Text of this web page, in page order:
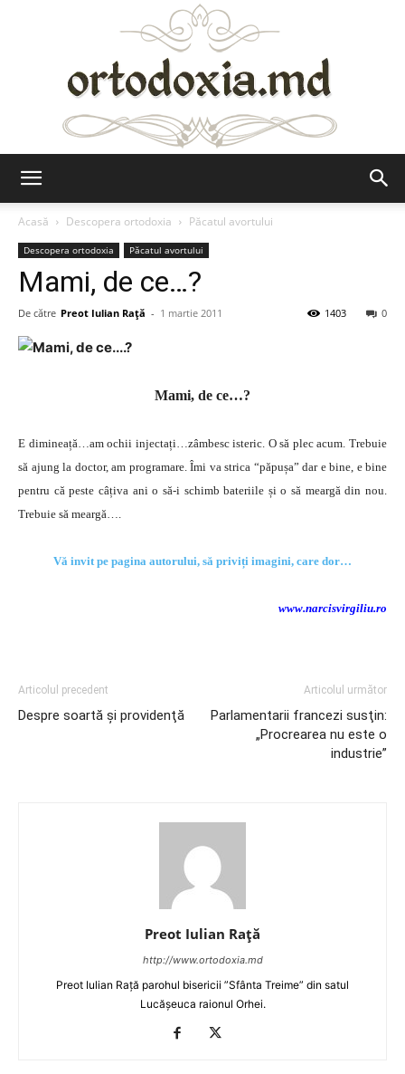
Acasă
Descopera ortodoxia Păcatul avortului
Descopera ortodoxia Păcatul avortului
Mami, de ce…?
De către Preot Iulian Raţă - 1 martie 2011 0
1403
Mami, de ce…?
E dimineață…am ochii injectați…zâmbesc isteric. O să plec acum. Trebuie
să ajung la doctor, am programare. Îmi va strica “păpușa” dar e bine, e bine
pentru că peste câțiva ani o să-i schimb bateriile și o să meargă din nou.
Trebuie să meargă….
Vă invit pe pagina autorului, să priviți imagini, care dor…
www.narcisvirgiliu.ro
Articolul precedent
Despre soartă şi providenţă
Articolul următor
Parlamentarii francezi susţin:
„Procrearea nu este o
industrie”
Preot Iulian Raţă
http://www.ortodoxia.md
Preot Iulian Rață parohul bisericii ”Sfânta Treime” din satul
Lucășeuca raionul Orhei.